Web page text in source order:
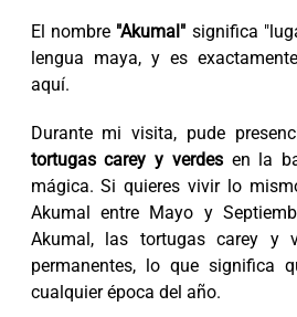
El nombre "Akumal" significa
lengua maya, y es
aquí.
Durante mi visita, pude
tortugas carey y verdesen la
mágica. Si quieres vivir lo
Akumal entre Mayo y
Akumal, las tortugas carey y
permanentes, lo que significa
cualquier época del año.